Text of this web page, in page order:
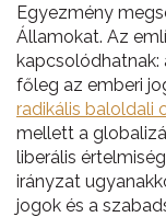
Egyezmény
Államokat. Az
kapcsolódhatnak:
főleg az emberi
radikális baloldali
mellett a
liberális
irányzat
jogok és a